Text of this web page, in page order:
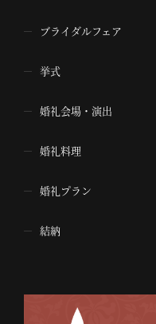
ブライダルフェア
挙式
婚礼会場・演出
婚礼料理
婚礼プラン
結納